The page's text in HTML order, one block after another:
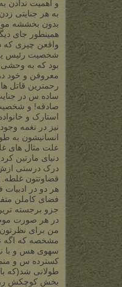
و اهمیت ندادن
به هر جنایتی
بدون بخششه
همینطور جای
واقعن چیزی که
شخصیت رئیس
بود که به
معروفن و خود
رحمترین قاتل
ساده س در
صادقه! و شخصیت
استارک و
نیز در نغمه
انسانیشون به
علت مثال های
دنیای مارتین
درک درستی ازش
قضاوتتون غلطه.
هر دو در
فضای کاملن
جزو برجسته
در هر صورت
من برای نظرتون
مشخصه که اگه
سهوی هس و با
کسترده س و منم
طولانی شد(که
بخش کوچکش